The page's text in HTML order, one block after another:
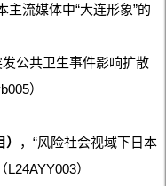
主流媒体中“大连形象”的
公共卫生事件影响扩散
）
，“风险社会视域下日本
）